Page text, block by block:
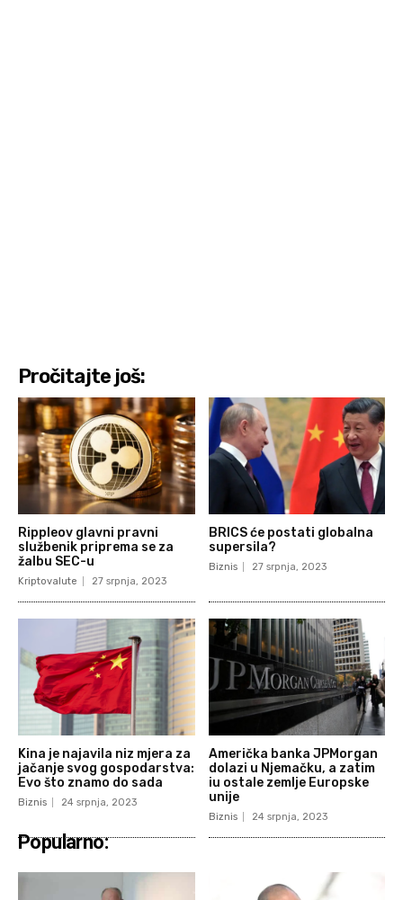
Pročitajte još:
Rippleov glavni pravni
službenik priprema se za
žalbu SEC-u
Kriptovalute 27 srpnja, 2023
BRICS će postati globalna
supersila?
Biznis 27 srpnja, 2023
Kina je najavila niz mjera za
jačanje svog gospodarstva:
Evo što znamo do sada
Biznis 24 srpnja, 2023
Američka banka JPMorgan
dolazi u Njemačku, a zatim
iu ostale zemlje Europske
unije
Biznis 24 srpnja, 2023
Popularno: